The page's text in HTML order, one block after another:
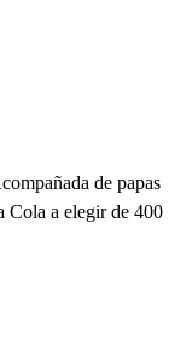
de papas
Cola a elegir de 400